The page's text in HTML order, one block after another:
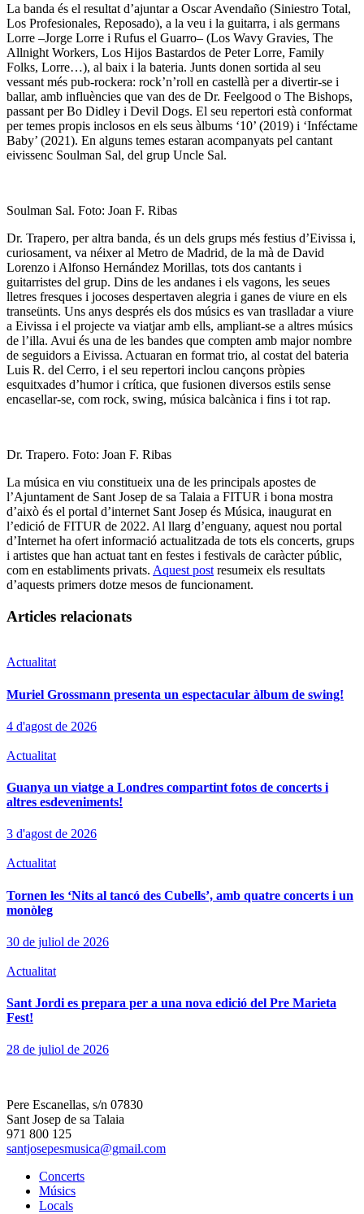
La banda és el resultat d’ajuntar a Oscar Avendaño (Siniestro Total,
Los Profesionales, Reposado), a la veu i la guitarra, i als germans
Lorre –Jorge Lorre i Rufus el Guarro– (Los Wavy Gravies, The
Allnight Workers, Los Hijos Bastardos de Peter Lorre, Family
Folks, Lorre…), al baix i la bateria. Junts donen sortida al seu
vessant més pub-rockera: rock’n’roll en castellà per a divertir-se i
ballar, amb influències que van des de Dr. Feelgood o The Bishops,
passant per Bo Didley i Devil Dogs. El seu repertori està conformat
per temes propis inclosos en els seus àlbums ‘10’ (2019) i ‘Inféctame
Baby’ (2021). En alguns temes estaran acompanyats pel cantant
eivissenc Soulman Sal, del grup Uncle Sal.
Soulman Sal. Foto: Joan F. Ribas
Dr. Trapero, per altra banda, és un dels grups més festius d’Eivissa i,
curiosament, va néixer al Metro de Madrid, de la mà de David
Lorenzo i Alfonso Hernández Morillas, tots dos cantants i
guitarristes del grup. Dins de les andanes i els vagons, les seues
lletres fresques i jocoses despertaven alegria i ganes de viure en els
transeünts. Uns anys després els dos músics es van traslladar a viure
a Eivissa i el projecte va viatjar amb ells, ampliant-se a altres músics
de l’illa. Avui és una de les bandes que compten amb major nombre
de seguidors a Eivissa. Actuaran en format trio, al costat del bateria
Luis R. del Cerro, i el seu repertori inclou cançons pròpies
esquitxades d’humor i crítica, que fusionen diversos estils sense
encasellar-se, com rock, swing, música balcànica i fins i tot rap.
Dr. Trapero. Foto: Joan F. Ribas
La música en viu constitueix una de les principals apostes de
l’Ajuntament de Sant Josep de sa Talaia a FITUR i bona mostra
d’això és el portal d’internet Sant Josep és Música, inaugurat en
l’edició de FITUR de 2022. Al llarg d’enguany, aquest nou portal
d’Internet ha ofert informació actualitzada de tots els concerts, grups
i artistes que han actuat tant en festes i festivals de caràcter públic,
com en establiments privats. Aquest post resumeix els resultats
d’aquests primers dotze mesos de funcionament.
Articles relacionats
Actualitat
Muriel Grossmann presenta un espectacular àlbum de swing!
4 d'agost de 2026
Actualitat
Guanya un viatge a Londres compartint fotos de concerts i
altres esdeveniments!
3 d'agost de 2026
Actualitat
Tornen les ‘Nits al tancó des Cubells’, amb quatre concerts i un
monòleg
30 de juliol de 2026
Actualitat
Sant Jordi es prepara per a una nova edició del Pre Marieta
Fest!
28 de juliol de 2026
Pere Escanellas, s/n 07830
Sant Josep de sa Talaia
971 800 125
santjosepesmusica@gmail.com
Concerts
Músics
Locals